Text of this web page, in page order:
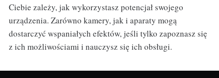
Ciebie zależy, jak wykorzystasz potencjał swojego
urządzenia. Zarówno kamery, jak i aparaty mogą
dostarczyć wspaniałych efektów, jeśli tylko zapoznasz się
z ich możliwościami i nauczysz się ich obsługi.